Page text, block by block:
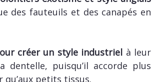
des fauteuils et des canapés en
créer un style industriel à leur
puisqu’il accorde plus
qu’aux petits tissus.